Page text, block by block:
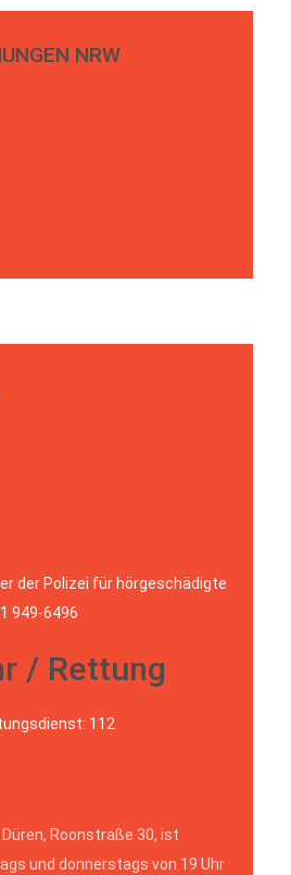
NRW
der Polizei für hörgeschädigte
949-6496
/ Rettung
112
Roonstraße 30, ist
und donnerstags von 19 Uhr